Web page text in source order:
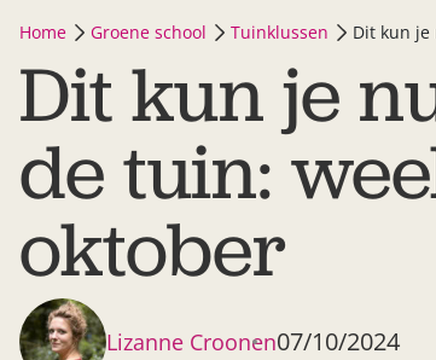
Home Groene school Tuinklussen Dit kun je
Dit kun je
de tuin:
oktober
Lizanne Croonen07/10/2024